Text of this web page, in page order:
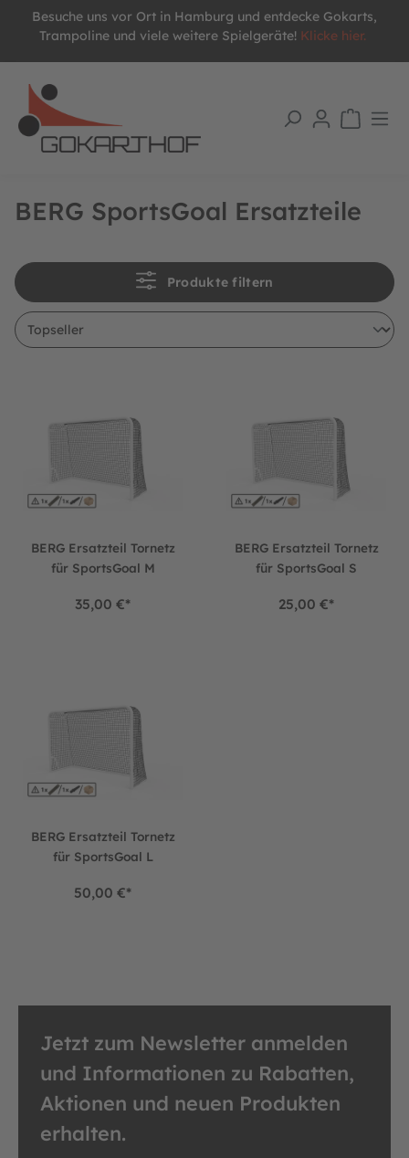
springen
Besuche uns vor Ort in Hamburg und entdecke Gokarts,
Trampoline und viele weitere Spielgeräte! Klicke hier.
BERG SportsGoal Ersatzteile
Produkte filtern
BERG Ersatzteil Tornetz
für SportsGoal M
35,00 €*
BERG Ersatzteil Tornetz
für SportsGoal S
25,00 €*
BERG Ersatzteil Tornetz
für SportsGoal L
50,00 €*
Jetzt zum Newsletter anmelden
und Informationen zu Rabatten,
Aktionen und neuen Produkten
erhalten.